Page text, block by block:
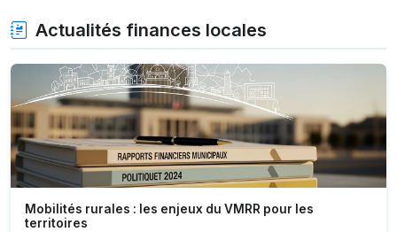
Actualités finances locales
Mobilités rurales : les enjeux du VMRR pour les
territoires